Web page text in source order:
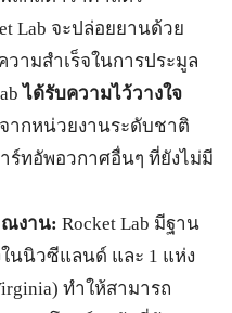
Lab จะปล่อยยานด้วย
วามสำเร็จในการประมูล
ได้รับความไว้วางใจ
จากหน่วยงานระดับชาติ
ร์ทอัพอวกาศอื่นๆ ที่ยังไม่มี
ณงาน: Rocket Lab มีฐาน
นนิวซีแลนด์ และ 1 แห่ง
ทำให้สามารถ